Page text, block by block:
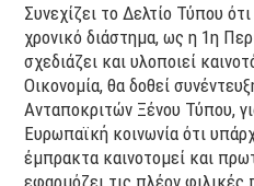
Συνεχίζει το Δελτίο Τύπου
χρονικό διάστημα, ως η 1η
σχεδιάζει και υλοποιεί
Οικονομία, θα δοθεί
Ανταποκριτών Ξένου Τύπου,
Ευρωπαϊκή κοινωνία ότι
έμπρακτα καινοτομεί και
εφαρμόζει τις πλέον φιλικές